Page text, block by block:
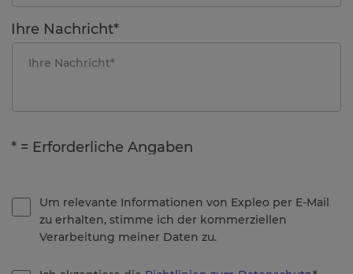
Ihre Nachricht*
* = Erforderliche Angaben
Um relevante Informationen von Expleo per E-Mail
zu erhalten, stimme ich der kommerziellen
Verarbeitung meiner Daten zu.